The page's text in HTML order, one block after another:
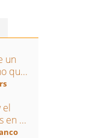
un
qu...
el
en ...